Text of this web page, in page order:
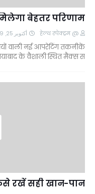
बेहतर परिणाम
@ हेल्थ स्पेक्ट्रम أكتوبر 25, 2019
वाली नई आपरेटिंग तकनीकें
के वैशाली स्थित मैक्स स…
रखें सही खान-पान